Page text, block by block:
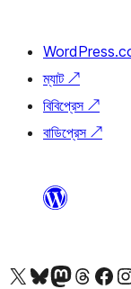
ম্যাট ↗
বিবিপ্রেস ↗
বাডিপ্রেস ↗
আমাদের X (আগের টুইটার) অ্যাকাউন্টে যানআমাদের Bluesky অ্যাকাউন্টটি দেখুনআমাদের মাস্টোডন অ্যাকাউন্টটি দেখুনআমাদের থ্রেডস অ্যাকাউন্টটি দেখুনআমাদের ফেসবুক পেজ দেখুন
আমাদের